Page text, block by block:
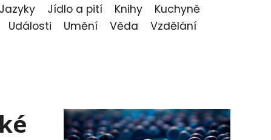
Jazyky Jídlo a pití Knihy
Kuchyně
Události Umění Věda
Vzdělání